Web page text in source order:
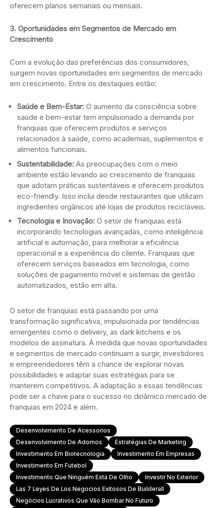
oferecem planos semanais ou mensais.
3. Oportunidades em Segmentos de Mercado em
Crescimento
Com a evolução das preferências dos consumidores,
surgem novas oportunidades em segmentos de mercado
em crescimento. Entre os destaques estão:
Saúde e Bem-Estar: O aumento da consciência sobre
saúde e bem-estar tem impulsionado a demanda por
franquias que oferecem produtos e serviços
relacionados à saúde, como academias, suplementos e
alimentos funcionais.
Sustentabilidade: As preocupações com o meio
ambiente estão levando ao crescimento de franquias
que adotam práticas sustentáveis e oferecem produtos
eco-friendly. Isso inclui desde restaurantes que utilizam
ingredientes orgânicos até lojas de produtos recicláveis.
Tecnologia e Inovação: O setor de franquias está
incorporando tecnologias avançadas, como inteligência
artificial e automação, para melhorar a eficiência
operacional e a experiência do cliente. Franquias que
oferecem serviços baseados em tecnologia, como
soluções de pagamento móvel e sistemas de gestão
automatizados, estão em alta.
O setor de franquias está passando por uma
transformação significativa, impulsionada por tendências
emergentes como o delivery, as dark kitchens e os
modelos de assinatura. À medida que novas oportunidades
e segmentos de mercado continuam a surgir, investidores
e empreendedores têm a chance de explorar novas
possibilidades e adaptar suas estratégias para se
manterem competitivos. A adaptação a essas tendências
pode ser a chave para o sucesso no dinâmico mercado de
franquias em 2024 e além.
Desenvolvimento De Acessorios
Desenvolvimento De Adornos
Estratégias De Marketing
Investimento Em Biotecnologia
Investimento Em Empresas
Investimento Em Futebol
Investimento Que Ninguém Está De Olho
Investir No Exterior
Las 7 Leyes De Los Negocios Exitosos De Builderall
Negócios Lucrativos Que Vão Bombar No Futuro